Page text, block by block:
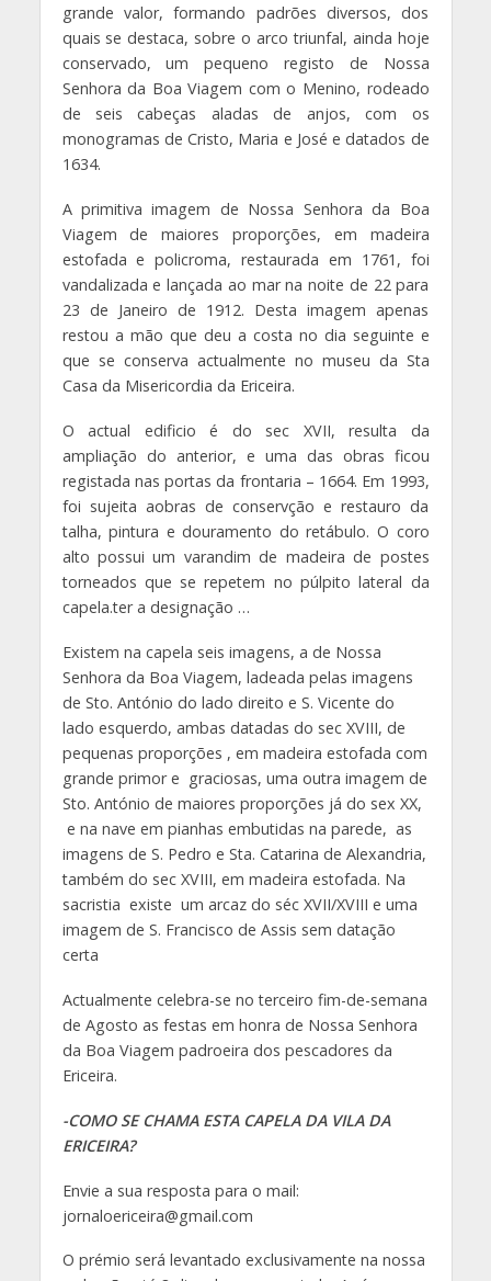
grande valor, formando padrões diversos, dos
quais se destaca, sobre o arco triunfal, ainda hoje
conservado, um pequeno registo de Nossa
Senhora da Boa Viagem com o Menino, rodeado
de seis cabeças aladas de anjos, com os
monogramas de Cristo, Maria e José e datados de
1634.
A primitiva imagem de Nossa Senhora da Boa
Viagem de maiores proporções, em madeira
estofada e policroma, restaurada em 1761, foi
vandalizada e lançada ao mar na noite de 22 para
23 de Janeiro de 1912. Desta imagem apenas
restou a mão que deu a costa no dia seguinte e
que se conserva actualmente no museu da Sta
Casa da Misericordia da Ericeira.
O actual edificio é do sec XVII, resulta da
ampliação do anterior, e uma das obras ficou
registada nas portas da frontaria – 1664. Em 1993,
foi sujeita aobras de conservção e restauro da
talha, pintura e douramento do retábulo. O coro
alto possui um varandim de madeira de postes
torneados que se repetem no púlpito lateral da
capela.ter a designação …
Existem na capela seis imagens, a de Nossa
Senhora da Boa Viagem, ladeada pelas imagens
de Sto. António do lado direito e S. Vicente do
lado esquerdo, ambas datadas do sec XVIII, de
pequenas proporções , em madeira estofada com
grande primor e graciosas, uma outra imagem de
Sto. António de maiores proporções já do sex XX,
e na nave em pianhas embutidas na parede, as
imagens de S. Pedro e Sta. Catarina de Alexandria,
também do sec XVIII, em madeira estofada. Na
sacristia existe um arcaz do séc XVII/XVIII e uma
imagem de S. Francisco de Assis sem datação
certa
Actualmente celebra-se no terceiro fim-de-semana
de Agosto as festas em honra de Nossa Senhora
da Boa Viagem padroeira dos pescadores da
Ericeira.
-COMO SE CHAMA ESTA CAPELA DA VILA DA
ERICEIRA?
Envie a sua resposta para o mail:
jornaloericeira@gmail.com
O prémio será levantado exclusivamente na nossa